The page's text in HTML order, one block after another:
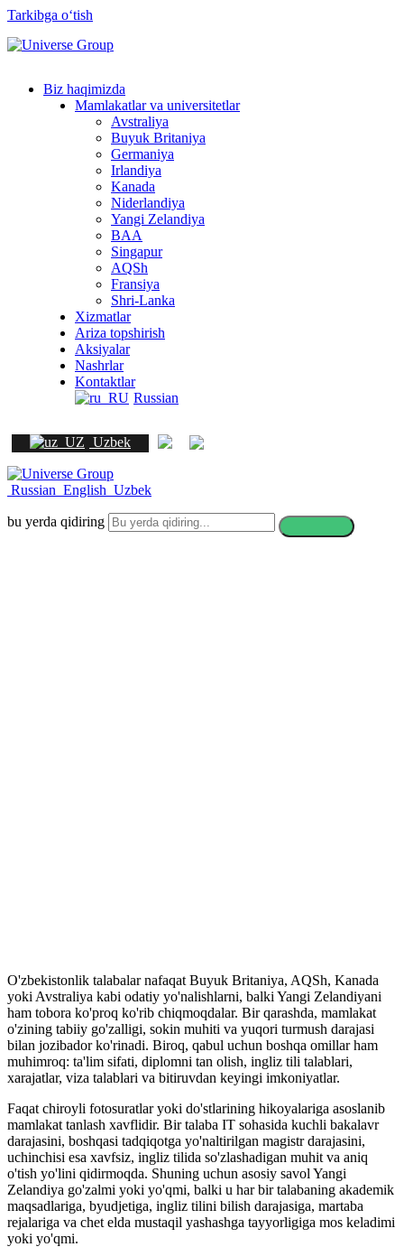
Tarkibga oʻtish
Biz haqimizda
Mamlakatlar va universitetlar
Avstraliya
Buyuk Britaniya
Germaniya
Irlandiya
Kanada
Niderlandiya
Yangi Zelandiya
BAA
Singapur
AQSh
Fransiya
Shri-Lanka
Xizmatlar
Ariza topshirish
Aksiyalar
Nashrlar
Kontaktlar
Russian
Uzbek
Russian English Uzbek
bu yerda qidiring
O'zbekistonlik talabalar nafaqat Buyuk Britaniya, AQSh, Kanada
yoki Avstraliya kabi odatiy yo'nalishlarni, balki Yangi Zelandiyani
ham tobora ko'proq ko'rib chiqmoqdalar. Bir qarashda, mamlakat
o'zining tabiiy go'zalligi, sokin muhiti va yuqori turmush darajasi
bilan jozibador ko'rinadi. Biroq, qabul uchun boshqa omillar ham
muhimroq: ta'lim sifati, diplomni tan olish, ingliz tili talablari,
xarajatlar, viza talablari va bitiruvdan keyingi imkoniyatlar.
Faqat chiroyli fotosuratlar yoki do'stlarining hikoyalariga asoslanib
mamlakat tanlash xavflidir. Bir talaba IT sohasida kuchli bakalavr
darajasini, boshqasi tadqiqotga yo'naltirilgan magistr darajasini,
uchinchisi esa xavfsiz, ingliz tilida so'zlashadigan muhit va aniq
o'tish yo'lini qidirmoqda. Shuning uchun asosiy savol Yangi
Zelandiya go'zalmi yoki yo'qmi, balki u har bir talabaning akademik
maqsadlariga, byudjetiga, ingliz tilini bilish darajasiga, martaba
rejalariga va chet elda mustaqil yashashga tayyorligiga mos keladimi
yoki yo'qmi.